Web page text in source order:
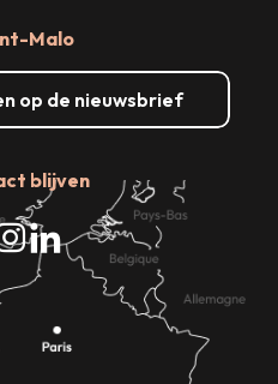
Malo
op de nieuwsbrief
blijven